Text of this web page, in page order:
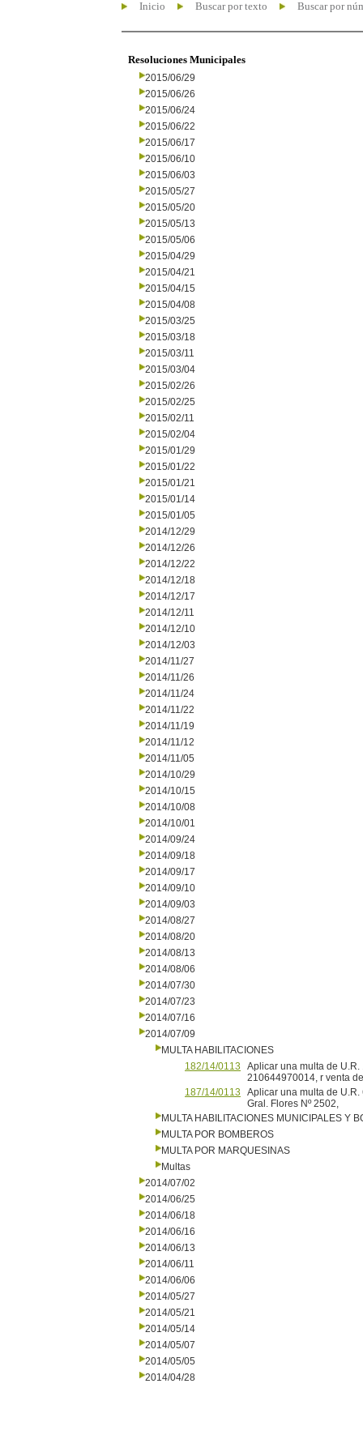
Inicio Buscar por texto Buscar por
Resoluciones Municipales
2015/06/29
2015/06/26
2015/06/24
2015/06/22
2015/06/17
2015/06/10
2015/06/03
2015/05/27
2015/05/20
2015/05/13
2015/05/06
2015/04/29
2015/04/21
2015/04/15
2015/04/08
2015/03/25
2015/03/18
2015/03/11
2015/03/04
2015/02/26
2015/02/25
2015/02/11
2015/02/04
2015/01/29
2015/01/22
2015/01/21
2015/01/14
2015/01/05
2014/12/29
2014/12/26
2014/12/22
2014/12/18
2014/12/17
2014/12/11
2014/12/10
2014/12/03
2014/11/27
2014/11/26
2014/11/24
2014/11/22
2014/11/19
2014/11/12
2014/11/05
2014/10/29
2014/10/15
2014/10/08
2014/10/01
2014/09/24
2014/09/18
2014/09/17
2014/09/10
2014/09/03
2014/08/27
2014/08/20
2014/08/13
2014/08/06
2014/07/30
2014/07/23
2014/07/16
2014/07/09
MULTA HABILITACIONES
182/14/0113
Aplicar una multa de U.R.
210644970014, r venta
187/14/0113
Aplicar una multa de U.R.
Gral. Flores Nº 2502,
MULTA HABILITACIONES MUNICIPALES Y
MULTA POR BOMBEROS
MULTA POR MARQUESINAS
Multas
2014/07/02
2014/06/25
2014/06/18
2014/06/16
2014/06/13
2014/06/11
2014/06/06
2014/05/27
2014/05/21
2014/05/14
2014/05/07
2014/05/05
2014/04/28